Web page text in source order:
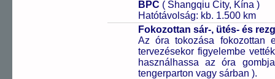
BPC ( Shangqiu City, Kína )
Hatótávolság: kb. 1.500 km
Fokozottan sár-, ütés- és
Az óra tokozása fokozottan
tervezésekor figyelembe
használhassa az óra
tengerparton vagy sárban ).